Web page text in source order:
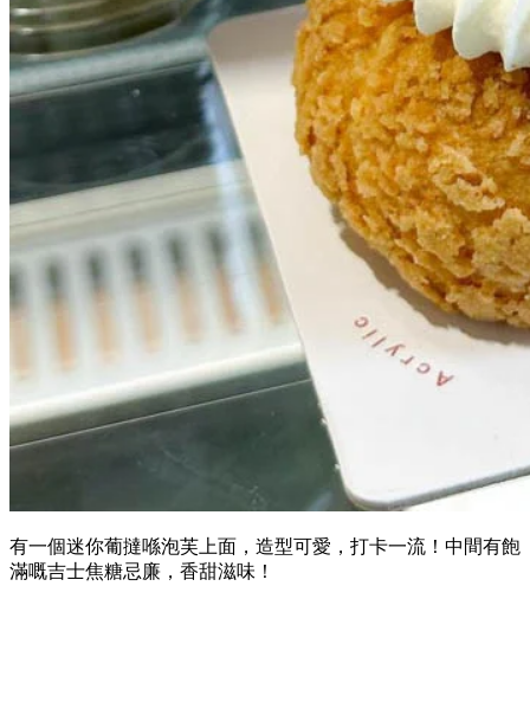
有一個迷你葡撻喺泡芙上面，造型可愛，打卡一流！中間有飽
滿嘅吉士焦糖忌廉，香甜滋味！